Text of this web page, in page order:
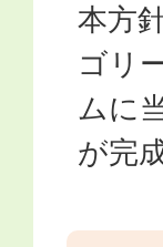
本方
ゴリ
ムに
が完